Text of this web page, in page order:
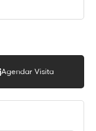
Agendar Visita